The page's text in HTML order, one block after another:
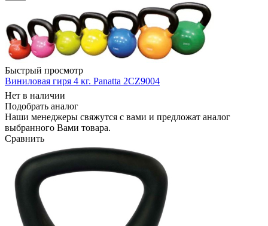
Быстрый просмотр
Виниловая гиря 4 кг. Panatta 2CZ9004
Нет в наличии
Подобрать аналог
Наши менеджеры свяжутся с вами и предложат аналог
выбранного Вами товара.
Сравнить